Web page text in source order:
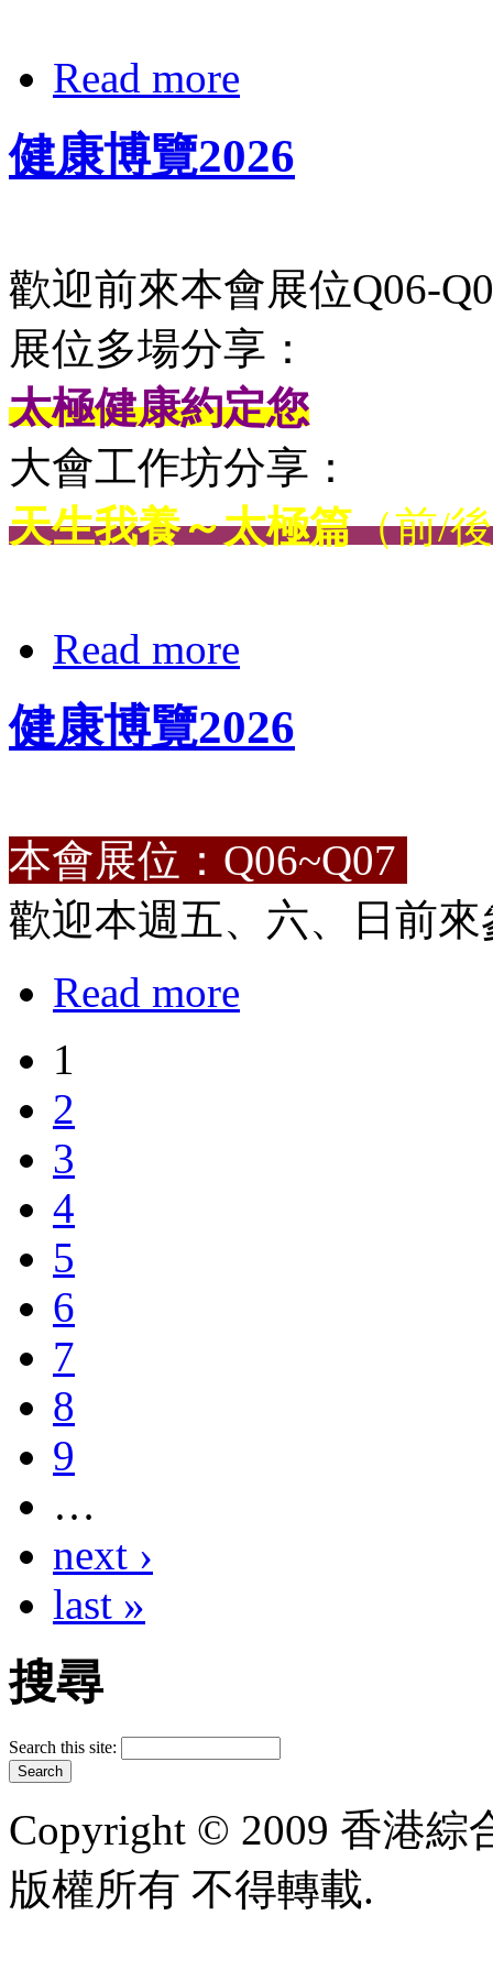
Read more
健康博覽2026
歡迎前來本會展位Q06-
展位多場分享：
太極健康約定您
大會工作坊分享：
天生我養～太極篇（前/
Read more
健康博覽2026
本會展位：Q06~Q07
歡迎本週五、六、日前來
Read more
1
2
3
4
5
6
7
8
9
…
next ›
last »
搜尋
Search this site:
Copyright © 2009 香港綜
版權所有 不得轉載.